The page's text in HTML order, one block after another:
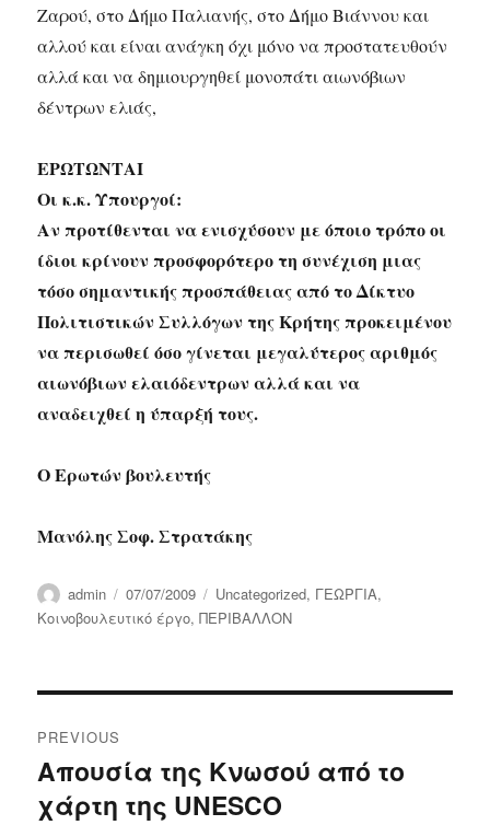
Ζαρού, στο Δήμο Παλιανής, στο Δήμο Βιάννου και
αλλού και είναι ανάγκη όχι μόνο να προστατευθούν
αλλά και να δημιουργηθεί μονοπάτι αιωνόβιων
δέντρων ελιάς,
ΕΡΩΤΩΝΤΑΙ
Οι κ.κ. Υπουργοί:
Αν προτίθενται να ενισχύσουν με όποιο τρόπο οι
ίδιοι κρίνουν προσφορότερο τη συνέχιση μιας
τόσο σημαντικής προσπάθειας από το Δίκτυο
Πολιτιστικών Συλλόγων της Κρήτης προκειμένου
να περισωθεί όσο γίνεται μεγαλύτερος αριθμός
αιωνόβιων ελαιόδεντρων αλλά και να
αναδειχθεί η ύπαρξή τους.
Ο Ερωτών βουλευτής
Μανόλης Σοφ. Στρατάκης
Author
admin
Posted
on
07/07/2009 Categories
Uncategorized, ΓΕΩΡΓΙΑ,
Κοινοβουλευτικό έργο,ΠΕΡΙΒΑΛΛΟΝ
navigation
PREVIOUS
Previous
post:
Απουσία της Κνωσού από το
χάρτη της UNESCO